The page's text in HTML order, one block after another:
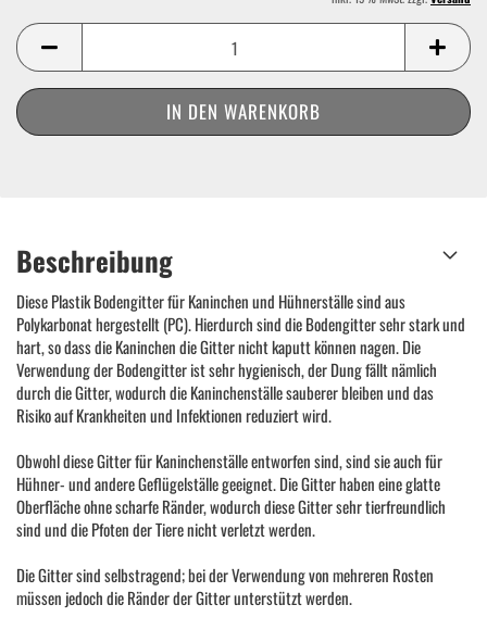
Beschreibung
Diese Plastik Bodengitter für Kaninchen und Hühnerställe sind aus
Polykarbonat hergestellt (PC). Hierdurch sind die Bodengitter sehr stark und
hart, so dass die Kaninchen die Gitter nicht kaputt können nagen. Die
Verwendung der Bodengitter ist sehr hygienisch, der Dung fällt nämlich
durch die Gitter, wodurch die Kaninchenställe sauberer bleiben und das
Risiko auf Krankheiten und Infektionen reduziert wird.
Obwohl diese Gitter für Kaninchenställe entworfen sind, sind sie auch für
Hühner- und andere Geflügelställe geeignet. Die Gitter haben eine glatte
Oberfläche ohne scharfe Ränder, wodurch diese Gitter sehr tierfreundlich
sind und die Pfoten der Tiere nicht verletzt werden.
Die Gitter sind selbstragend; bei der Verwendung von mehreren Rosten
müssen jedoch die Ränder der Gitter unterstützt werden.